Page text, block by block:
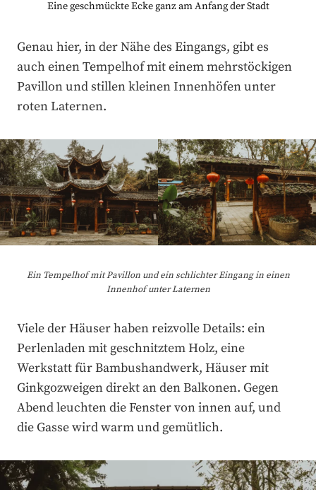
Eine geschmückte Ecke ganz am Anfang der Stadt
Genau hier, in der Nähe des Eingangs, gibt es
auch einen Tempelhof mit einem mehrstöckigen
Pavillon und stillen kleinen Innenhöfen unter
roten Laternen.
Ein Tempelhof mit Pavillon und ein schlichter Eingang in einen
Innenhof unter Laternen
Viele der Häuser haben reizvolle Details: ein
Perlenladen mit geschnitztem Holz, eine
Werkstatt für Bambushandwerk, Häuser mit
Ginkgozweigen direkt an den Balkonen. Gegen
Abend leuchten die Fenster von innen auf, und
die Gasse wird warm und gemütlich.